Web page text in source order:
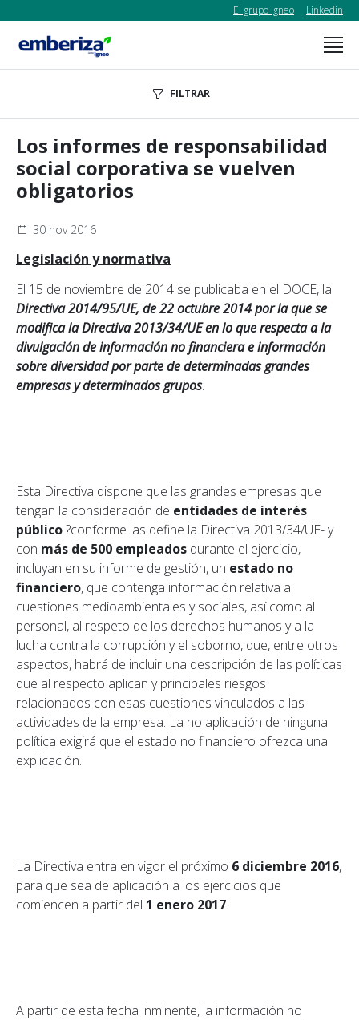
El grupo igneo Linkedin
FILTRAR
Los informes de responsabilidad
social corporativa se vuelven
obligatorios
30 nov 2016
Legislación y normativa
El 15 de noviembre de 2014 se publicaba en el DOCE, la
Directiva 2014/95/UE, de 22 octubre 2014 por la que se
modifica la Directiva 2013/34/UE en lo que respecta a la
divulgación de información no financiera e información
sobre diversidad por parte de determinadas grandes
empresas y determinados grupos.
Esta Directiva dispone que las grandes empresas que
tengan la consideración de entidades de interés
público?conforme las define la Directiva 2013/34/UE- y
con más de 500 empleados durante el ejercicio,
incluyan en su informe de gestión, un estado no
financiero, que contenga información relativa a
cuestiones medioambientales y sociales, así como al
personal, al respeto de los derechos humanos y a la
lucha contra la corrupción y el soborno, que, entre otros
aspectos, habrá de incluir una descripción de las políticas
que al respecto aplican y principales riesgos
relacionados con esas cuestiones vinculados a las
actividades de la empresa. La no aplicación de ninguna
política exigirá que el estado no financiero ofrezca una
explicación.
La Directiva entra en vigor el próximo 6 diciembre 2016,
para que sea de aplicación a los ejercicios que
comiencen a partir del 1 enero 2017.
A partir de esta fecha inminente, la información no